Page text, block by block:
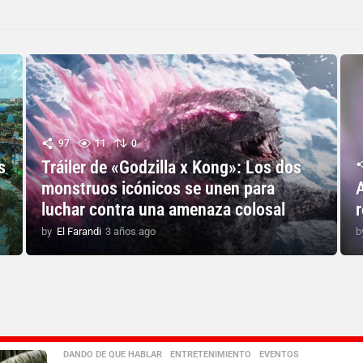
97 11 0
Tráiler de «Godzilla x Kong»: Los dos
monstruos icónicos se unen para
luchar contra una amenaza colosal
by El Farandi 3 años ago3
o
DANDO DE QUE HABLAR ,ENTRETENIMIENTO ,EVENTOS